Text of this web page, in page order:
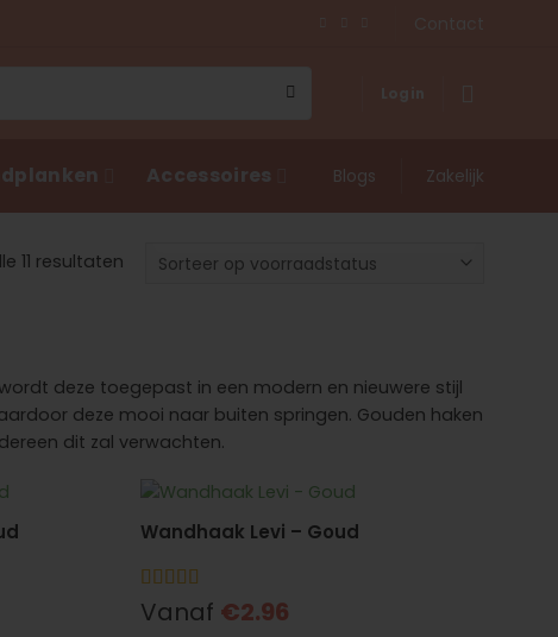
Accessoires Blogs Zakelijk
11 resultaten
deze toegepast in een modern en nieuwere stijl
deze mooi naar buiten springen. Gouden haken
dit zal verwachten.
Wandhaak Levi – Goud
Gewaardeerd
5uit 5
Vanaf €2.96